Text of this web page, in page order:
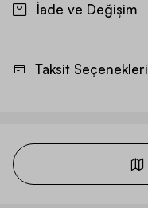
İade ve Değişim
Taksit Seçenekleri